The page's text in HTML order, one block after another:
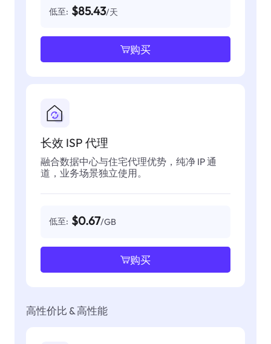
低至: $85.43/天
购买
长效 ISP 代理
融合数据中心与住宅代理优势，纯净 IP 通
道，业务场景独立使用。
低至: $0.67/GB
购买
高性价比 & 高性能